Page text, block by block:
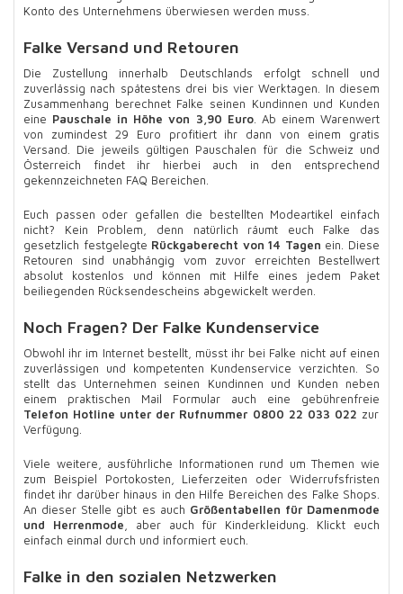
Konto des Unternehmens überwiesen werden muss.
Falke Versand und Retouren
Die Zustellung innerhalb Deutschlands erfolgt schnell und
zuverlässig nach spätestens drei bis vier Werktagen. In diesem
Zusammenhang berechnet Falke seinen Kundinnen und Kunden
eine Pauschale in Höhe von 3,90 Euro. Ab einem Warenwert
von zumindest 29 Euro profitiert ihr dann von einem gratis
Versand. Die jeweils gültigen Pauschalen für die Schweiz und
Österreich findet ihr hierbei auch in den entsprechend
gekennzeichneten FAQ Bereichen.
Euch passen oder gefallen die bestellten Modeartikel einfach
nicht? Kein Problem, denn natürlich räumt euch Falke das
gesetzlich festgelegte Rückgaberecht von 14 Tagen ein. Diese
Retouren sind unabhängig vom zuvor erreichten Bestellwert
absolut kostenlos und können mit Hilfe eines jedem Paket
beiliegenden Rücksendescheins abgewickelt werden.
Noch Fragen? Der Falke Kundenservice
Obwohl ihr im Internet bestellt, müsst ihr bei Falke nicht auf einen
zuverlässigen und kompetenten Kundenservice verzichten. So
stellt das Unternehmen seinen Kundinnen und Kunden neben
einem praktischen Mail Formular auch eine gebührenfreie
Telefon Hotline unter der Rufnummer 0800 22 033 022 zur
Verfügung.
Viele weitere, ausführliche Informationen rund um Themen wie
zum Beispiel Portokosten, Lieferzeiten oder Widerrufsfristen
findet ihr darüber hinaus in den Hilfe Bereichen des Falke Shops.
An dieser Stelle gibt es auch Größentabellen für Damenmode
und Herrenmode, aber auch für Kinderkleidung. Klickt euch
einfach einmal durch und informiert euch.
Falke in den sozialen Netzwerken